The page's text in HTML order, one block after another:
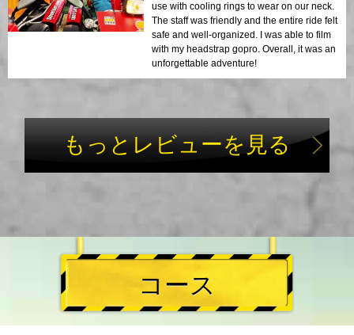
use with cooling rings to wear on our neck.
The staff was friendly and the entire ride felt
safe and well-organized. I was able to film
with my headstrap gopro. Overall, it was an
unforgettable adventure!
もっとレビューを見る
コース